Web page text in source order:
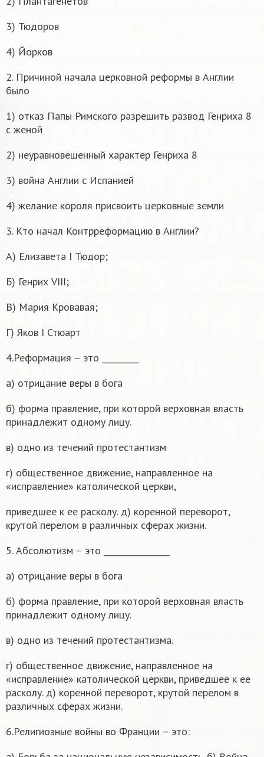
3) Тюдоров
4) Йорков
2. Причиной начала церковной реформы в Англии
было
1) отказ Папы Римского разрешить развод Генриха 8
с женой
2) неуравновешенный характер Генриха 8
3) война Англии с Испанией
4) желание короля присвоить церковные земли
3. Кто начал Контрреформацию в Англии?
А) Елизавета I Тюдор;
Б) Генрих VIII;
В) Мария Кровавая;
Г) Яков I Стюарт
4.Реформация – это _________
а) отрицание веры в бога
б) форма правление, при которой верховная власть
принадлежит одному лицу.
в) одно из течений протестантизм
г) общественное движение, направленное на
«исправление» католической церкви,
приведшее к ее расколу. д) коренной переворот,
крутой перелом в различных сферах жизни.
5. Абсолютизм – это ________________
а) отрицание веры в бога
б) форма правление, при которой верховная власть
принадлежит одному лицу.
в) одно из течений протестантизма.
г) общественное движение, направленное на
«исправление» католической церкви, приведшее к ее
расколу. д) коренной переворот, крутой перелом в
различных сферах жизни.
6.Религиозные войны во Франции – это: